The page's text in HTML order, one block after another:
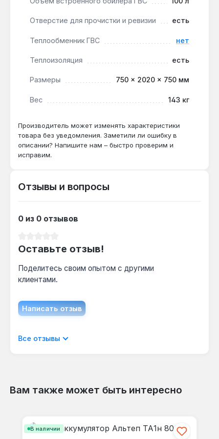
Производство — Чехия. Гарантия 5 лет, доставка
по Украине.
насосом «воздух-вода»?
Да — пять патрубков 5/4" и два 1"
низкотемпературного контура теплового
Как часто нужно проверять магниевый
анод в бойлере 100 л?
предотвращает коррозию эмалированного
кВт без отдельного щита?
12 кВт, но для такой мощности требуется
отдельный автомат на 25 А и кабель
Отверстие для прочистки и ревизии есть
Теплообменник ГВС нет
Теплоизоляция есть
Размеры 750 × 2020 × 750 мм
Вес 143 кг
Производитель может изменять характеристики
товара без уведомления. Заметили ли ошибку в
описании? Напишите нам – быстро проверим и
исправим.
Отзывы и вопросы
0 из 0 отзывов
Оставьте отзыв!
Поделитесь своим опытом с другими
клиентами.
Написать отзыв
Отображать отзывы только на текущем
Все отзывы
Вам также может быть интересно
В наличии